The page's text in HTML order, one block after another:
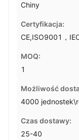
Chiny
Certyfikacja:
CE,ISO9001，
MOQ:
1
Możliwość
4000
Czas dostawy:
25-40